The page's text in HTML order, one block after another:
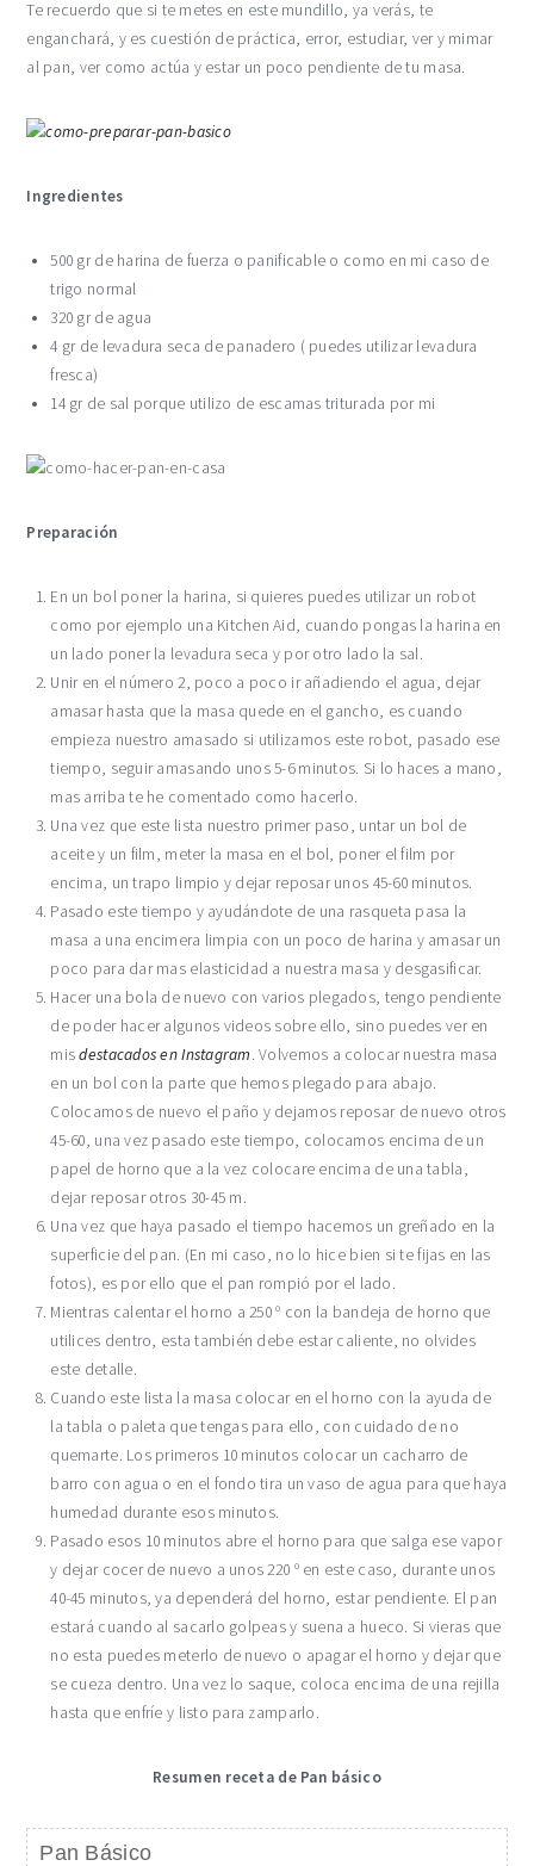
Te recuerdo que si te metes en este mundillo, ya verás, te
enganchará, y es cuestión de práctica, error, estudiar, ver y mimar
al pan, ver como actúa y estar un poco pendiente de tu masa.
Ingredientes
500 gr de harina de fuerza o panificable o como en mi caso de
trigo normal
320 gr de agua
4 gr de levadura seca de panadero ( puedes utilizar levadura
fresca)
14 gr de sal porque utilizo de escamas triturada por mi
Preparación
En un bol poner la harina, si quieres puedes utilizar un robot
como por ejemplo una Kitchen Aid, cuando pongas la harina en
un lado poner la levadura seca y por otro lado la sal.
Unir en el número 2, poco a poco ir añadiendo el agua, dejar
amasar hasta que la masa quede en el gancho, es cuando
empieza nuestro amasado si utilizamos este robot, pasado ese
tiempo, seguir amasando unos 5-6 minutos. Si lo haces a mano,
mas arriba te he comentado como hacerlo.
Una vez que este lista nuestro primer paso, untar un bol de
aceite y un film, meter la masa en el bol, poner el film por
encima, un trapo limpio y dejar reposar unos 45-60 minutos.
Pasado este tiempo y ayudándote de una rasqueta pasa la
masa a una encimera limpia con un poco de harina y amasar un
poco para dar mas elasticidad a nuestra masa y desgasificar.
Hacer una bola de nuevo con varios plegados, tengo pendiente
de poder hacer algunos videos sobre ello, sino puedes ver en
misdestacados en Instagram. Volvemos a colocar nuestra masa
en un bol con la parte que hemos plegado para abajo.
Colocamos de nuevo el paño y dejamos reposar de nuevo otros
45-60, una vez pasado este tiempo, colocamos encima de un
papel de horno que a la vez colocare encima de una tabla,
dejar reposar otros 30-45 m.
Una vez que haya pasado el tiempo hacemos un greñado en la
superficie del pan. (En mi caso, no lo hice bien si te fijas en las
fotos), es por ello que el pan rompió por el lado.
Mientras calentar el horno a 250 º con la bandeja de horno que
utilices dentro, esta también debe estar caliente, no olvides
este detalle.
Cuando este lista la masa colocar en el horno con la ayuda de
la tabla o paleta que tengas para ello, con cuidado de no
quemarte. Los primeros 10 minutos colocar un cacharro de
barro con agua o en el fondo tira un vaso de agua para que haya
humedad durante esos minutos.
Pasado esos 10 minutos abre el horno para que salga ese vapor
y dejar cocer de nuevo a unos 220 º en este caso, durante unos
40-45 minutos, ya dependerá del horno, estar pendiente. El pan
estará cuando al sacarlo golpeas y suena a hueco. Si vieras que
no esta puedes meterlo de nuevo o apagar el horno y dejar que
se cueza dentro. Una vez lo saque, coloca encima de una rejilla
hasta que enfríe y listo para zamparlo.
Resumen receta de Pan básico
Pan Básico